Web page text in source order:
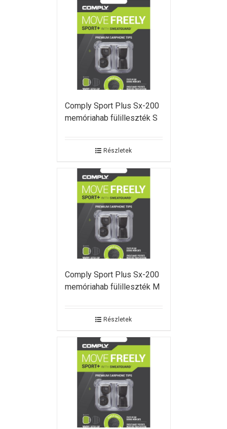
Comply Sport Plus Sx-200
memóriahab fülilleszték S
Részletek
Comply Sport Plus Sx-200
memóriahab fülilleszték M
Részletek